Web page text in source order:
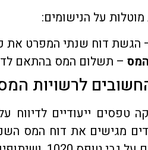
על הנישומים:
הגשת דוח שנתי המפרט את
– תשלום המס בהתאם
לרשויות
טפסים ייעודיים לדיווח